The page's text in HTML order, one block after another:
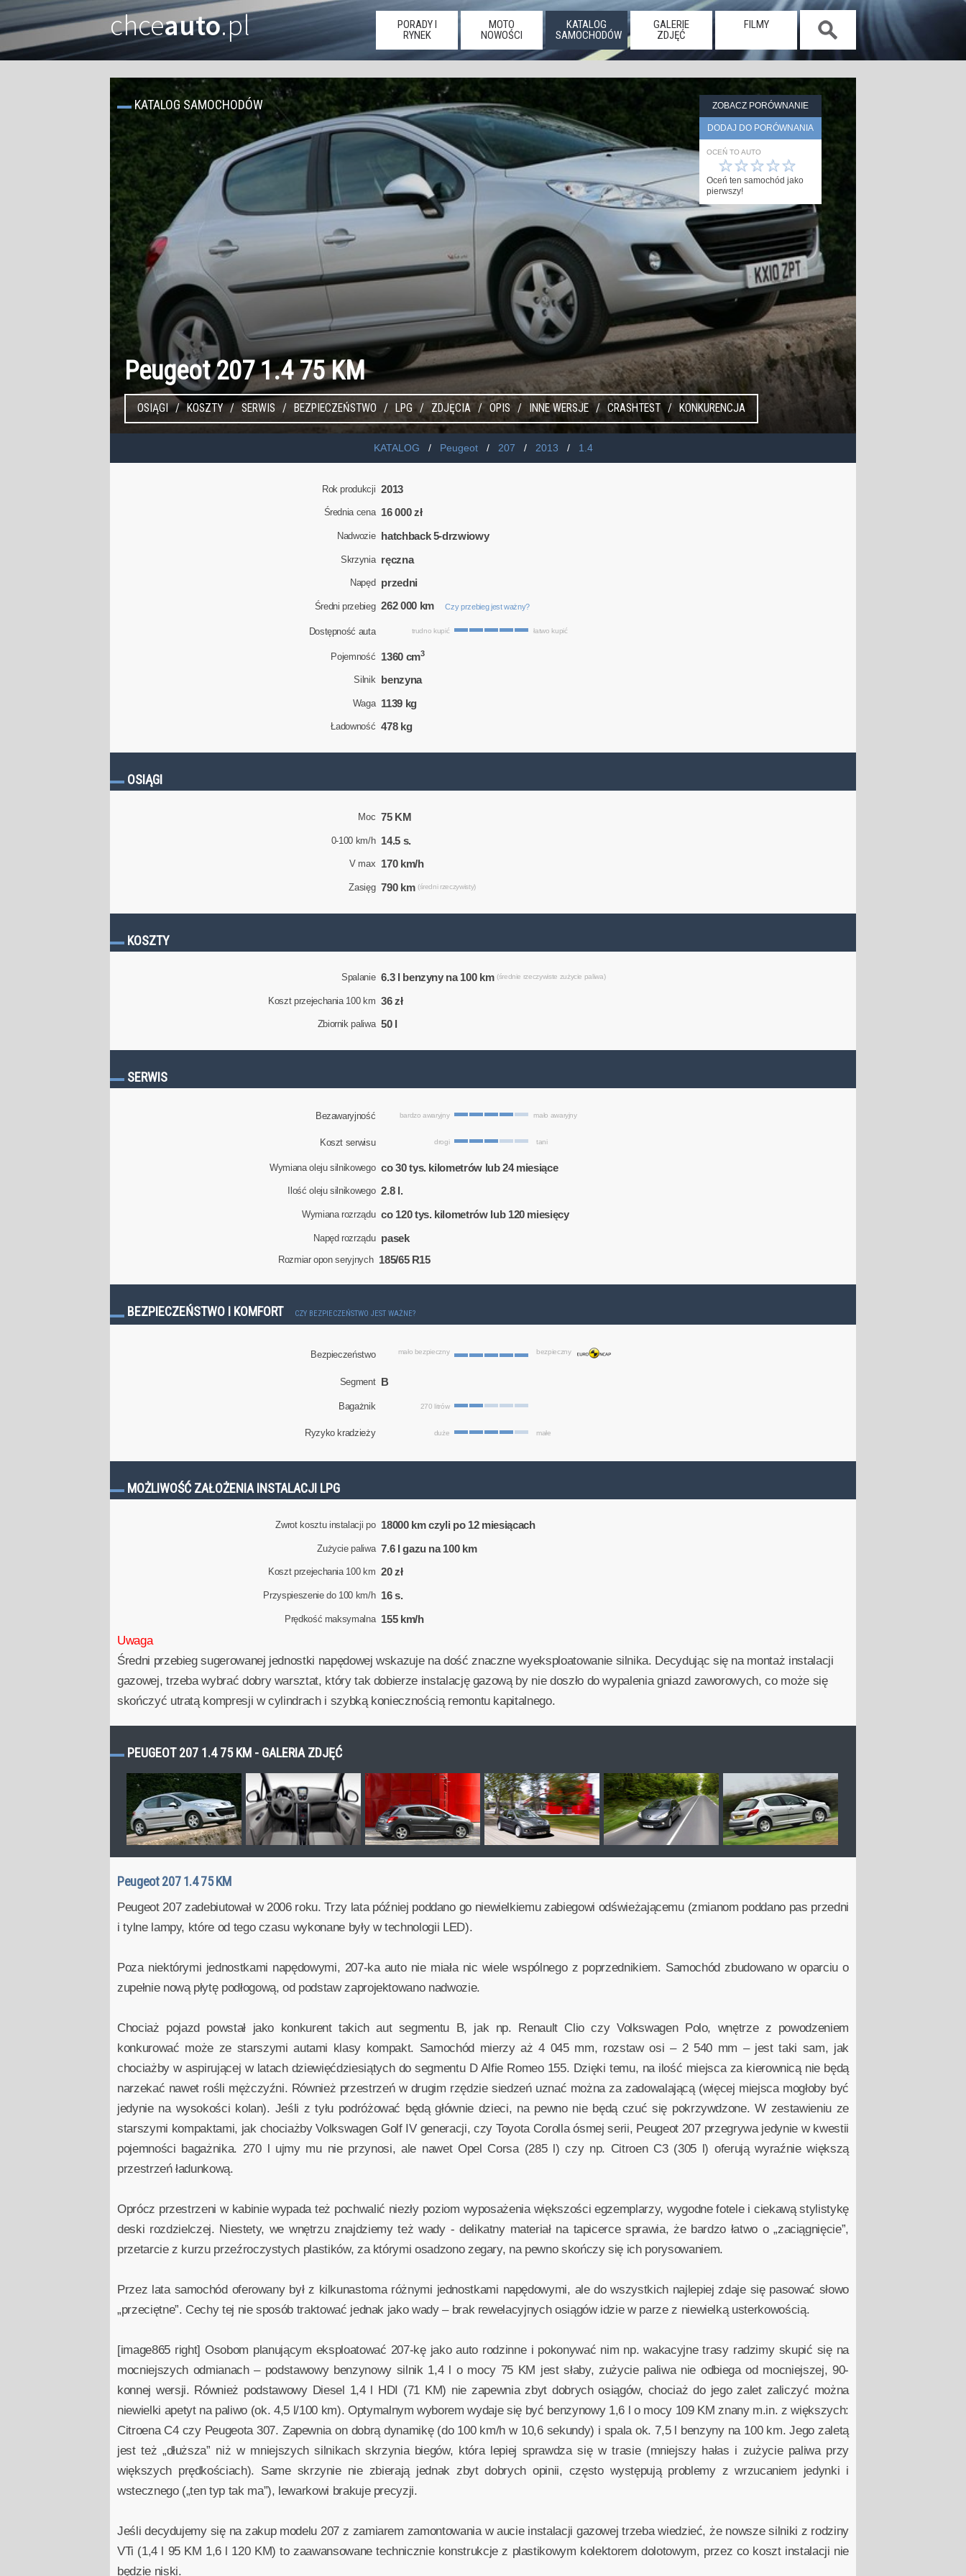
chceauto.pl
PORADY I
RYNEK
MOTO
NOWOŚCI
KATALOG
SAMOCHODÓW
GALERIE
ZDJĘĆ
FILMY
Peugeot 207 1.4 75 KM
KATALOG SAMOCHODÓW ZOBACZ PORÓWNANIE
DODAJ DO PORÓWNANIA
OCEŃ TO AUTO
☆
☆
☆
☆
☆
Oceń ten samochód jako
pierwszy!
OSIĄGI KOSZTY SERWIS BEZPIECZEŃSTWO LPG ZDJĘCIA OPIS INNE WERSJE CRASHTEST KONKURENCJA
KATALOG Peugeot 207 2013 1.4
Rok produkcji 2013
Średnia cena 16 000 zł
Nadwozie hatchback 5-drzwiowy
Skrzynia ręczna
Napęd przedni
Średni przebieg 262 000 km Czy przebieg jest ważny?
Dostępność auta trudno kupić łatwo kupić
Pojemność 1360 cm3
Silnik benzyna
Waga 1139 kg
Ładowność 478 kg
OSIĄGI
Moc 75 KM
0-100 km/h 14.5 s.
V max 170 km/h
Zasięg 790 km (średni rzeczywisty)
KOSZTY
Spalanie 6.3 l benzyny na 100 km (średnie rzeczywiste zużycie paliwa)
Koszt przejechania 100 km 36 zł
Zbiornik paliwa 50 l
SERWIS
Bezawaryjność bardzo awaryjny mało awaryjny
Koszt serwisu drogi tani
Wymiana oleju silnikowego co 30 tys. kilometrów lub 24 miesiące
Ilość oleju silnikowego 2.8 l.
Wymiana rozrządu co 120 tys. kilometrów lub 120 miesięcy
Napęd rozrządu pasek
Rozmiar opon seryjnych 185/65 R15
BEZPIECZEŃSTWO I KOMFORT CZY BEZPIECZEŃSTWO JEST WAŻNE?
Bezpieczeństwo mało bezpieczny bezpieczny
Segment B
Bagażnik 270 litrów
Ryzyko kradzieży duże małe
MOŻLIWOŚĆ ZAŁOŻENIA INSTALACJI LPG
Zwrot kosztu instalacji po 18000 km czyli po 12 miesiącach
Zużycie paliwa 7.6 l gazu na 100 km
Koszt przejechania 100 km 20 zł
Przyspieszenie do 100 km/h 16 s.
Prędkość maksymalna 155 km/h
Uwaga
Średni przebieg sugerowanej jednostki napędowej wskazuje na dość znaczne wyeksploatowanie silnika. Decydując się na montaż instalacji
gazowej, trzeba wybrać dobry warsztat, który tak dobierze instalację gazową by nie doszło do wypalenia gniazd zaworowych, co może się
skończyć utratą kompresji w cylindrach i szybką koniecznością remontu kapitalnego.
PEUGEOT 207 1.4 75 KM - GALERIA ZDJĘĆ
Peugeot 207 1.4 75 KM
Peugeot 207 zadebiutował w 2006 roku. Trzy lata później poddano go niewielkiemu zabiegowi odświeżającemu (zmianom poddano pas przedni
i tylne lampy, które od tego czasu wykonane były w technologii LED).
Poza niektórymi jednostkami napędowymi, 207-ka auto nie miała nic wiele wspólnego z poprzednikiem. Samochód zbudowano w oparciu o
zupełnie nową płytę podłogową, od podstaw zaprojektowano nadwozie.
Chociaż pojazd powstał jako konkurent takich aut segmentu B, jak np. Renault Clio czy Volkswagen Polo, wnętrze z powodzeniem
konkurować może ze starszymi autami klasy kompakt. Samochód mierzy aż 4 045 mm, rozstaw osi – 2 540 mm – jest taki sam, jak
chociażby w aspirującej w latach dziewięćdziesiątych do segmentu D Alfie Romeo 155. Dzięki temu, na ilość miejsca za kierownicą nie będą
narzekać nawet rośli mężczyźni. Również przestrzeń w drugim rzędzie siedzeń uznać można za zadowalającą (więcej miejsca mogłoby być
jedynie na wysokości kolan). Jeśli z tyłu podróżować będą głównie dzieci, na pewno nie będą czuć się pokrzywdzone. W zestawieniu ze
starszymi kompaktami, jak chociażby Volkswagen Golf IV generacji, czy Toyota Corolla ósmej serii, Peugeot 207 przegrywa jedynie w kwestii
pojemności bagażnika. 270 l ujmy mu nie przynosi, ale nawet Opel Corsa (285 l) czy np. Citroen C3 (305 l) oferują wyraźnie większą
przestrzeń ładunkową.
Oprócz przestrzeni w kabinie wypada też pochwalić niezły poziom wyposażenia większości egzemplarzy, wygodne fotele i ciekawą stylistykę
deski rozdzielczej. Niestety, we wnętrzu znajdziemy też wady - delikatny materiał na tapicerce sprawia, że bardzo łatwo o „zaciągnięcie”,
przetarcie z kurzu przeźroczystych plastików, za którymi osadzono zegary, na pewno skończy się ich porysowaniem.
Przez lata samochód oferowany był z kilkunastoma różnymi jednostkami napędowymi, ale do wszystkich najlepiej zdaje się pasować słowo
„przeciętne”. Cechy tej nie sposób traktować jednak jako wady – brak rewelacyjnych osiągów idzie w parze z niewielką usterkowością.
[image865 right] Osobom planującym eksploatować 207-kę jako auto rodzinne i pokonywać nim np. wakacyjne trasy radzimy skupić się na
mocniejszych odmianach – podstawowy benzynowy silnik 1,4 l o mocy 75 KM jest słaby, zużycie paliwa nie odbiega od mocniejszej, 90-
konnej wersji. Również podstawowy Diesel 1,4 l HDI (71 KM) nie zapewnia zbyt dobrych osiągów, chociaż do jego zalet zaliczyć można
niewielki apetyt na paliwo (ok. 4,5 l/100 km). Optymalnym wyborem wydaje się być benzynowy 1,6 l o mocy 109 KM znany m.in. z większych:
Citroena C4 czy Peugeota 307. Zapewnia on dobrą dynamikę (do 100 km/h w 10,6 sekundy) i spala ok. 7,5 l benzyny na 100 km. Jego zaletą
jest też „dłuższa” niż w mniejszych silnikach skrzynia biegów, która lepiej sprawdza się w trasie (mniejszy hałas i zużycie paliwa przy
większych prędkościach). Same skrzynie nie zbierają jednak zbyt dobrych opinii, często występują problemy z wrzucaniem jedynki i
wstecznego („ten typ tak ma”), lewarkowi brakuje precyzji.
Jeśli decydujemy się na zakup modelu 207 z zamiarem zamontowania w aucie instalacji gazowej trzeba wiedzieć, że nowsze silniki z rodziny
VTi (1,4 l 95 KM 1,6 l 120 KM) to zaawansowane technicznie konstrukcje z plastikowym kolektorem dolotowym, przez co koszt instalacji nie
będzie niski.